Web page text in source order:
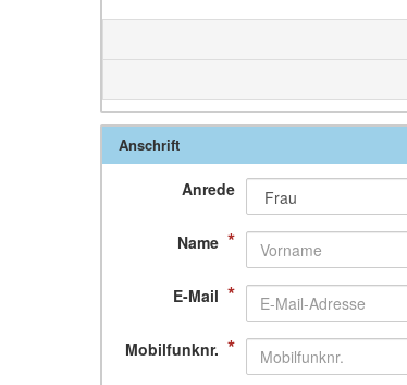
Anschrift
Anrede
Name *
E-Mail *
Mobilfunknr. *